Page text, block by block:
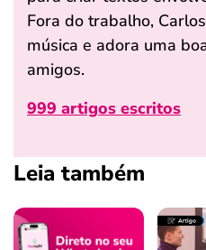
Fora do trabalho,
música e adora uma
amigos.
999 artigos escritos
Leia também